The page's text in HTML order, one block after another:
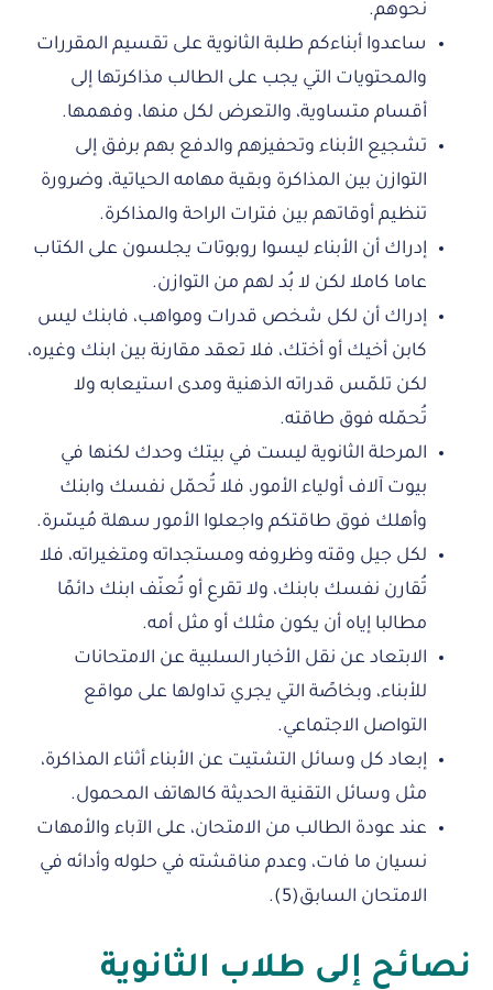
نحوهم.
ساعدوا أبناءكم طلبة الثانوية على تقسيم المقررات
والمحتويات التي يجب على الطالب مذاكرتها إلى
أقسام متساوية، والتعرض لكل منها، وفهمها.
تشجيع الأبناء وتحفيزهم والدفع بهم برفق إلى
التوازن بين المذاكرة وبقية مهامه الحياتية، وضرورة
تنظيم أوقاتهم بين فترات الراحة والمذاكرة.
إدراك أن الأبناء ليسوا روبوتات يجلسون على الكتاب
عاما كاملا لكن لا بُد لهم من التوازن.
إدراك أن لكل شخص قدرات ومواهب، فابنك ليس
كابن أخيك أو أختك، فلا تعقد مقارنة بين ابنك وغيره،
لكن تلمّس قدراته الذهنية ومدى استيعابه ولا
تُحمّله فوق طاقته.
المرحلة الثانوية ليست في بيتك وحدك لكنها في
بيوت آلاف أولياء الأمور، فلا تُحمّل نفسك وابنك
وأهلك فوق طاقتكم واجعلوا الأمور سهلة مُيسّرة.
لكل جيل وقته وظروفه ومستجداته ومتغيراته، فلا
تُقارن نفسك بابنك، ولا تقرع أو تُعنّف ابنك دائمًا
مطالبا إياه أن يكون مثلك أو مثل أمه.
الابتعاد عن نقل الأخبار السلبية عن الامتحانات
للأبناء، وبخاصًة التي يجري تداولها على مواقع
التواصل الاجتماعي.
إبعاد كل وسائل التشتيت عن الأبناء أثناء المذاكرة،
مثل وسائل التقنية الحديثة كالهاتف المحمول.
عند عودة الطالب من الامتحان، على الآباء والأمهات
نسيان ما فات، وعدم مناقشته في حلوله وأدائه في
الامتحان السابق(5).
نصائح إلى طلاب الثانوية